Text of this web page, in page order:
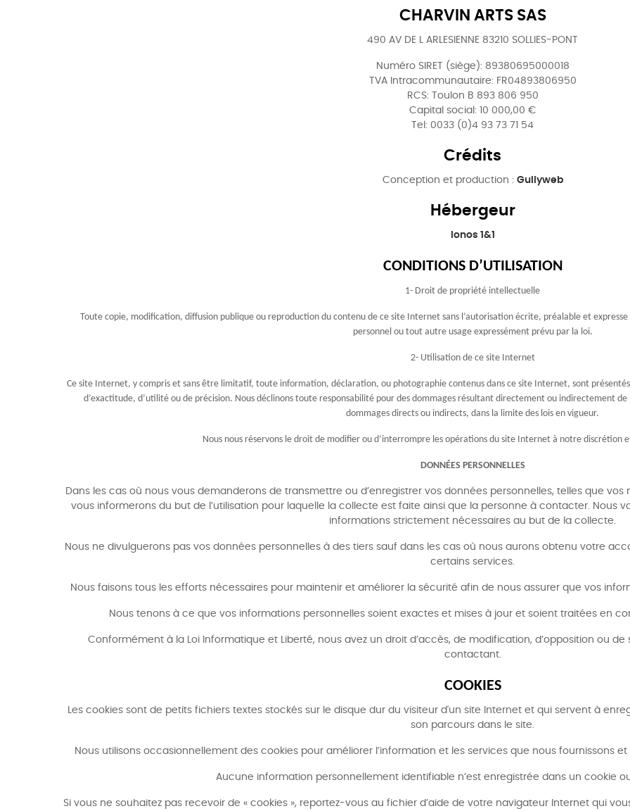
CHARVIN ARTS SAS
490 AV DE L ARLESIENNE 83210 SOLLIES-PONT
Numéro SIRET (siège): 89380695000018
TVA Intracommunautaire: FR04893806950
RCS: Toulon B 893 806 950
Capital social: 10 000,00 €
Tel: 0033 (0)4 93 73 71 54
Crédits
Conception et production : Gullyweb
Hébergeur
Ionos 1&1
CONDITIONS D’UTILISATION
1- Droit de propriété intellectuelle
Toute copie, modification, diffusion publique ou reproduction du contenu de ce site Internet sans l’autorisation écrite, préalable et
personnel ou tout autre usage expressément prévu par la loi.
2- Utilisation de ce site Internet
Ce site Internet, y compris et sans être limitatif, toute information, déclaration, ou photographie contenus dans ce site Internet, sont
d’exactitude, d’utilité ou de précision. Nous déclinons toute responsabilité pour des dommages résultant directement ou indirectement
dommages directs ou indirects, dans la limite des lois en vigueur.
Nous nous réservons le droit de modifier ou d’interrompre les opérations du site Internet à notre discrétion
DONNÉES PERSONNELLES
Dans les cas où nous vous demanderons de transmettre ou d’enregistrer vos données personnelles, telles que
vous informerons du but de l’utilisation pour laquelle la collecte est faite ainsi que la personne à contacter. Nous
informations strictement nécessaires au but de la collecte.
Nous ne divulguerons pas vos données personnelles à des tiers sauf dans les cas où nous aurons obtenu votre
certains services.
Nous faisons tous les efforts nécessaires pour maintenir et améliorer la sécurité afin de nous assurer que vos
Nous tenons à ce que vos informations personnelles soient exactes et mises à jour et soient traitées en
Conformément à la Loi Informatique et Liberté, nous avez un droit d’accès, de modification, d’opposition ou
contactant.
COOKIES
Les cookies sont de petits fichiers textes stockés sur le disque dur du visiteur d'un site Internet et qui servent à
son parcours dans le site.
Nous utilisons occasionnellement des cookies pour améliorer l’information et les services que nous fournissons
Aucune information personnellement identifiable n’est enregistrée dans un cookie
Si vous ne souhaitez pas recevoir de « cookies », reportez-vous au fichier d’aide de votre navigateur Internet qui